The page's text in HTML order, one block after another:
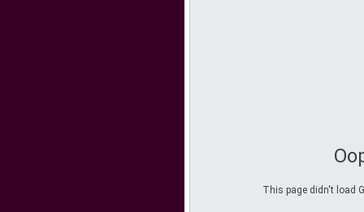
This page didn't load